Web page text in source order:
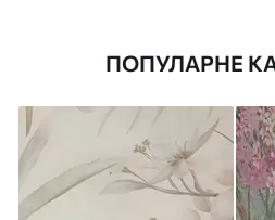
ПОПУЛАРНЕ